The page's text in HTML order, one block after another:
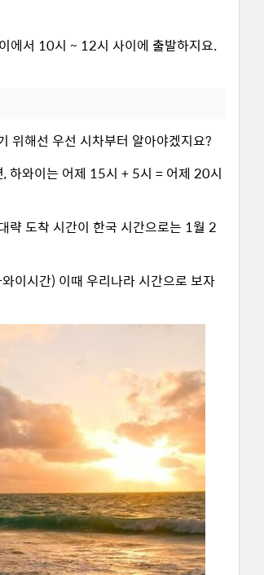
에서 10시 ~ 12시 사이에 출발하지요.
위해선 우선 시차부터 알아야겠지요?
하와이는 어제 15시 + 5시 = 어제 20시
략 도착 시간이 한국 시간으로는 1월 2
이시간) 이때 우리나라 시간으로 보자